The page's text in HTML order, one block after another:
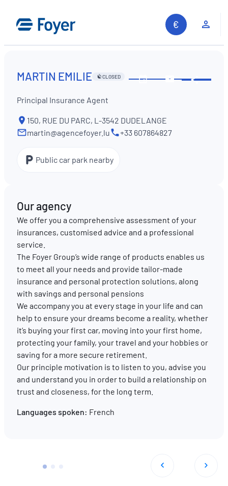
content
Search site
ENFRDE
MARTIN EMILIE CLOSED
Share
Principal Insurance Agent
150, RUE DU PARC, L-3542 DUDELANGE
martin@agencefoyer.lu
+33 607864827
Public car park nearby
Our agency
We offer you a comprehensive assessment of your
insurances, customised advice and a professional
service.
The Foyer Group’s wide range of products enables us
to meet all your needs and provide tailor-made
insurance and personal protection solutions, along
with savings and personal pensions
We accompany you at every stage in your life and can
help to ensure your dreams become a reality, whether
it’s buying your first car, moving into your first home,
protecting your family, your travel and your hobbies or
saving for a more secure retirement.
Our principle motivation is to listen to you, advise you
and understand you in order to build a relationship on
trust and closeness, for the long term.
Languages spoken: French